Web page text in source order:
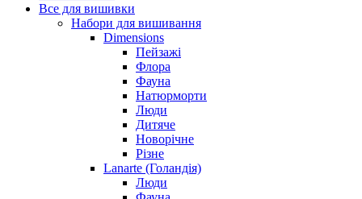
Все для вишивки
Набори для вишивання
Dimensions
Пейзажі
Флора
Фауна
Натюрморти
Люди
Дитяче
Новорічне
Різне
Lanarte (Голандія)
Люди